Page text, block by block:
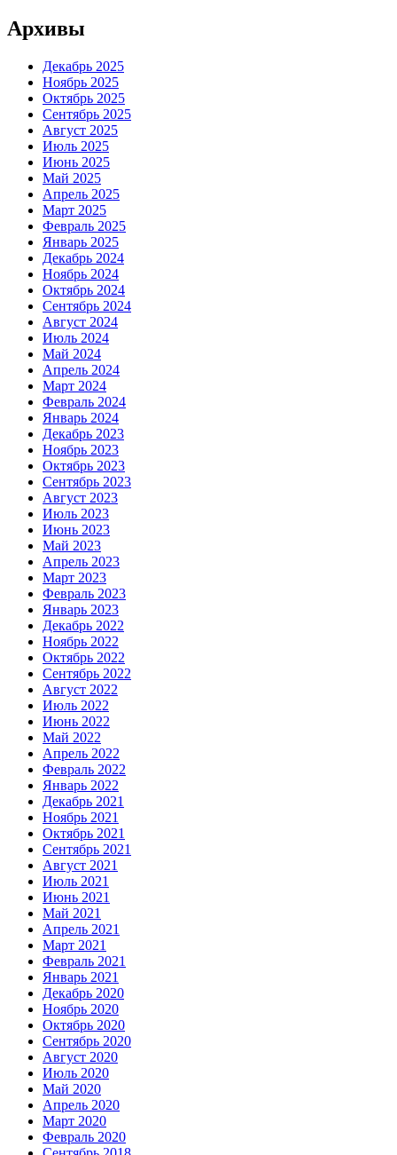
Архивы
Декабрь 2025
Ноябрь 2025
Октябрь 2025
Сентябрь 2025
Август 2025
Июль 2025
Июнь 2025
Май 2025
Апрель 2025
Март 2025
Февраль 2025
Январь 2025
Декабрь 2024
Ноябрь 2024
Октябрь 2024
Сентябрь 2024
Август 2024
Июль 2024
Май 2024
Апрель 2024
Март 2024
Февраль 2024
Январь 2024
Декабрь 2023
Ноябрь 2023
Октябрь 2023
Сентябрь 2023
Август 2023
Июль 2023
Июнь 2023
Май 2023
Апрель 2023
Март 2023
Февраль 2023
Январь 2023
Декабрь 2022
Ноябрь 2022
Октябрь 2022
Сентябрь 2022
Август 2022
Июль 2022
Июнь 2022
Май 2022
Апрель 2022
Февраль 2022
Январь 2022
Декабрь 2021
Ноябрь 2021
Октябрь 2021
Сентябрь 2021
Август 2021
Июль 2021
Июнь 2021
Май 2021
Апрель 2021
Март 2021
Февраль 2021
Январь 2021
Декабрь 2020
Ноябрь 2020
Октябрь 2020
Сентябрь 2020
Август 2020
Июль 2020
Май 2020
Апрель 2020
Март 2020
Февраль 2020